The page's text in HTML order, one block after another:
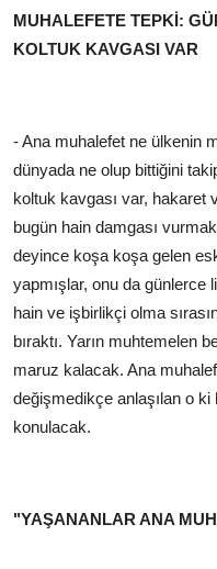
MUHALEFETE TEPKİ:
KOLTUK KAVGASI VAR
- Ana muhalefet ne ülkenin
dünyada ne olup bittiğini
koltuk kavgası var, hakaret
bugün hain damgası
deyince koşa koşa gelen
yapmışlar, onu da günlerce
hain ve işbirlikçi olma
bıraktı. Yarın muhtemelen
maruz kalacak. Ana
değişmedikçe anlaşılan o
konulacak.
"YAŞANANLAR ANA